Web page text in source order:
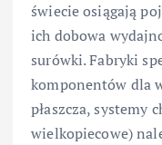
świecie osiągają
ich dobowa
surówki. Fabryki
komponentów dla
płaszcza, systemy
wielkopiecowe)